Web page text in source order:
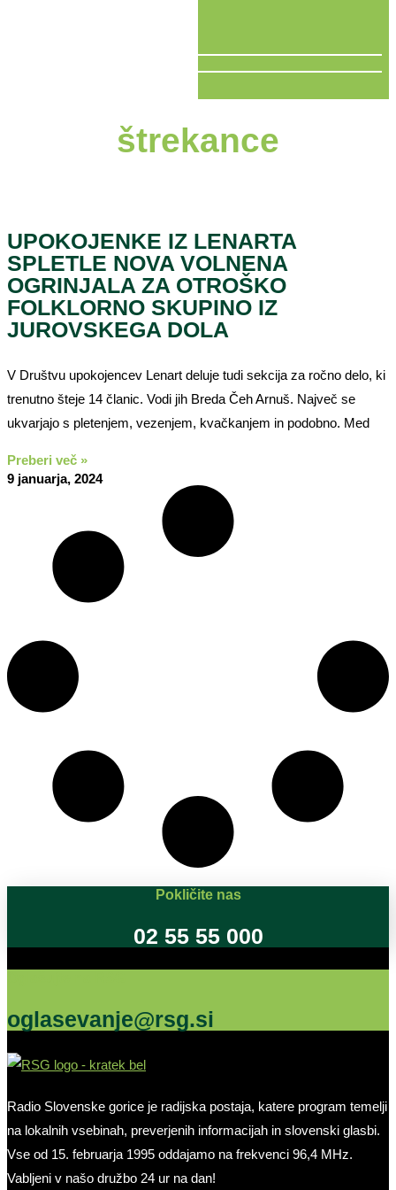
štrekance
UPOKOJENKE IZ LENARTA
SPLETLE NOVA VOLNENA
OGRINJALA ZA OTROŠKO
FOLKLORNO SKUPINO IZ
JUROVSKEGA DOLA
V Društvu upokojencev Lenart deluje tudi sekcija za ročno delo, ki
trenutno šteje 14 članic. Vodi jih Breda Čeh Arnuš. Največ se
ukvarjajo s pletenjem, vezenjem, kvačkanjem in podobno. Med
Preberi več »
9 januarja, 2024
Pokličite nas
02 55 55 000
oglasevanje@rsg.si
Radio Slovenske gorice je radijska postaja, katere program temelji
na lokalnih vsebinah, preverjenih informacijah in slovenski glasbi.
Vse od 15. februarja 1995 oddajamo na frekvenci 96,4 MHz.
Vabljeni v našo družbo 24 ur na dan!